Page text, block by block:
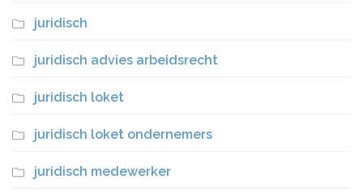
juridisch
juridisch advies arbeidsrecht
juridisch loket
juridisch loket ondernemers
juridisch medewerker